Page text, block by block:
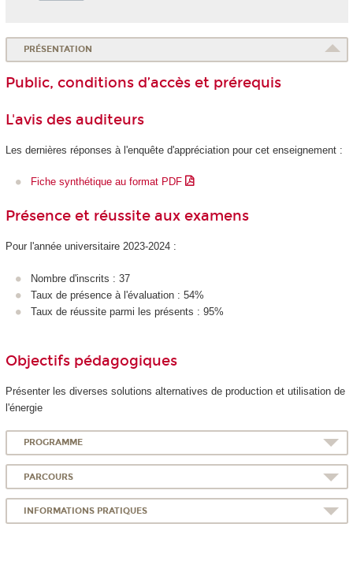
PRÉSENTATION
Public, conditions d’accès et prérequis
L'avis des auditeurs
Les dernières réponses à l'enquête d'appréciation pour cet enseignement :
Fiche synthétique au format PDF
Présence et réussite aux examens
Pour l'année universitaire 2023-2024 :
Nombre d'inscrits : 37
Taux de présence à l'évaluation : 54%
Taux de réussite parmi les présents : 95%
Objectifs pédagogiques
Présenter les diverses solutions alternatives de production et utilisation de
l'énergie
PROGRAMME
PARCOURS
INFORMATIONS PRATIQUES